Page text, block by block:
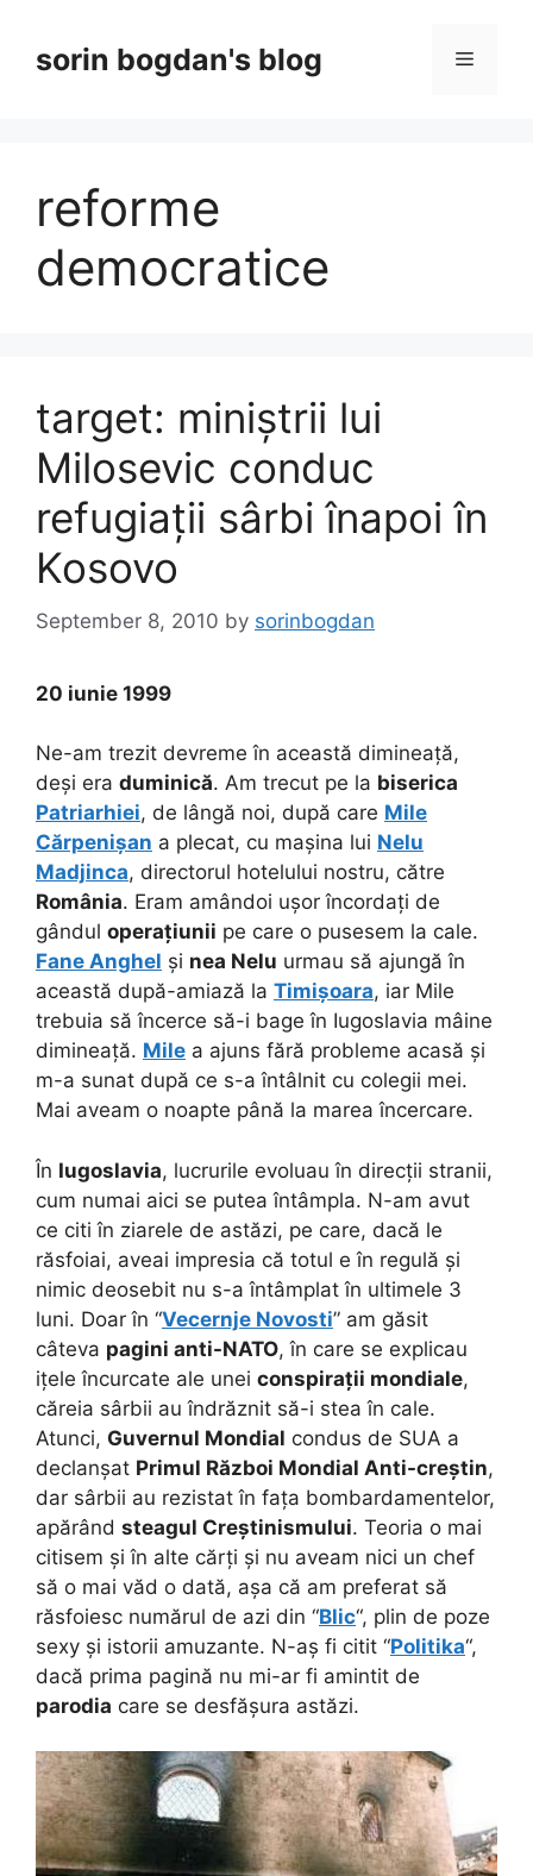
contentsorin bogdan's blog Menu
reforme
democratice
target: miniștrii lui
Milosevic conduc
refugiații sârbi înapoi în
Kosovo
September 8, 2010 by sorinbogdan
20 iunie 1999
Ne-am trezit devreme în această dimineață,
deși era duminică. Am trecut pe la biserica
Patriarhiei, de lângă noi, după care Mile
Cărpenișan a plecat, cu mașina lui Nelu
Madjinca, directorul hotelului nostru, către
România. Eram amândoi ușor încordați de
gândul operațiunii pe care o pusesem la cale.
Fane Anghel și nea Nelu urmau să ajungă în
această după-amiază la Timișoara, iar Mile
trebuia să încerce să-i bage în Iugoslavia mâine
dimineață. Mile a ajuns fără probleme acasă și
m-a sunat după ce s-a întâlnit cu colegii mei.
Mai aveam o noapte până la marea încercare.
În Iugoslavia, lucrurile evoluau în direcții stranii,
cum numai aici se putea întâmpla. N-am avut
ce citi în ziarele de astăzi, pe care, dacă le
răsfoiai, aveai impresia că totul e în regulă și
nimic deosebit nu s-a întâmplat în ultimele 3
luni. Doar în “Vecernje Novosti” am găsit
câteva pagini anti-NATO, în care se explicau
ițele încurcate ale unei conspirații mondiale,
căreia sârbii au îndrăznit să-i stea în cale.
Atunci, Guvernul Mondial condus de SUA a
declanșat Primul Război Mondial Anti-creștin,
dar sârbii au rezistat în fața bombardamentelor,
apărând steagul Creștinismului. Teoria o mai
citisem și în alte cărți și nu aveam nici un chef
să o mai văd o dată, așa că am preferat să
răsfoiesc numărul de azi din “Blic“, plin de poze
sexy și istorii amuzante. N-aș fi citit “Politika“,
dacă prima pagină nu mi-ar fi amintit de
parodia care se desfășura astăzi.